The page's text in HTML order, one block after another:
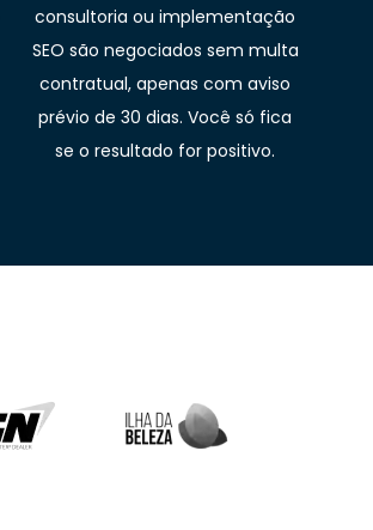
consultoria ou implementação
SEO são negociados sem multa
contratual, apenas com aviso
prévio de 30 dias. Você só fica
se o resultado for positivo.